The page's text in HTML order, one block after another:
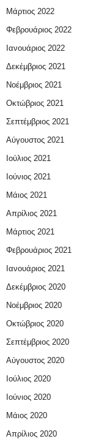
Μάρτιος 2022
Φεβρουάριος 2022
Ιανουάριος 2022
Δεκέμβριος 2021
Νοέμβριος 2021
Οκτώβριος 2021
Σεπτέμβριος 2021
Αύγουστος 2021
Ιούλιος 2021
Ιούνιος 2021
Μάιος 2021
Απρίλιος 2021
Μάρτιος 2021
Φεβρουάριος 2021
Ιανουάριος 2021
Δεκέμβριος 2020
Νοέμβριος 2020
Οκτώβριος 2020
Σεπτέμβριος 2020
Αύγουστος 2020
Ιούλιος 2020
Ιούνιος 2020
Μάιος 2020
Απρίλιος 2020